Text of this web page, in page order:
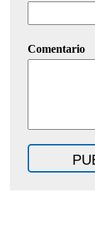
Comentario